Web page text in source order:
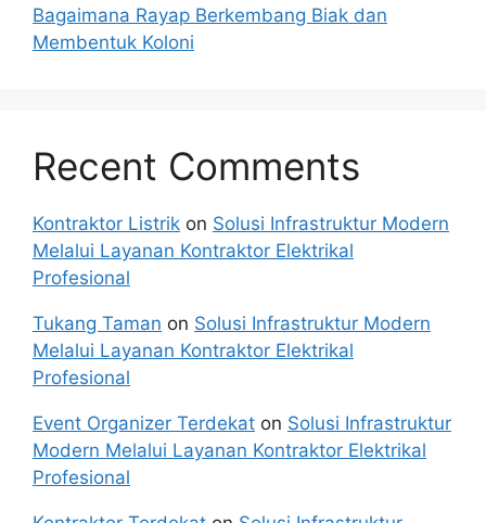
Bagaimana Rayap Berkembang Biak dan
Membentuk Koloni
Recent Comments
Kontraktor Listrik on Solusi Infrastruktur Modern
Melalui Layanan Kontraktor Elektrikal
Profesional
Tukang Taman on Solusi Infrastruktur Modern
Melalui Layanan Kontraktor Elektrikal
Profesional
Event Organizer Terdekat on Solusi Infrastruktur
Modern Melalui Layanan Kontraktor Elektrikal
Profesional